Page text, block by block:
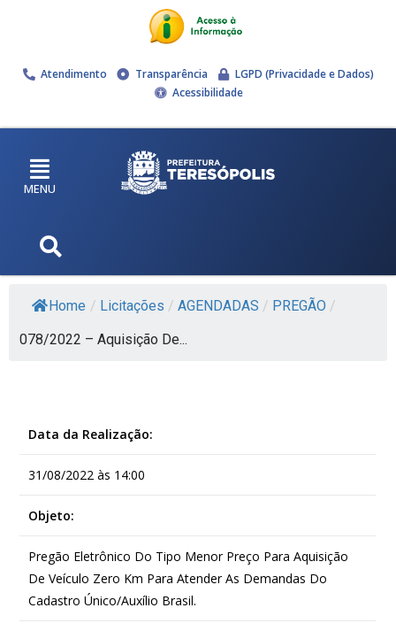
Atendimento Transparência
LGPD (Privacidade e Dados)
Acessibilidade
MENU
Home / Licitações / AGENDADAS / PREGÃO /
078/2022 – Aquisição De...
Data da Realização:
31/08/2022 às 14:00
Objeto:
Pregão Eletrônico Do Tipo Menor Preço Para Aquisição
De Veículo Zero Km Para Atender As Demandas Do
Cadastro Único/Auxílio Brasil.